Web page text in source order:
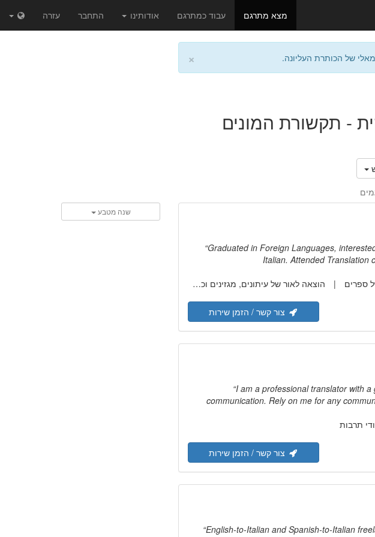
מצא מתרגם עבוד כמתרגם אודותינו התחבר עזרה
× של הכותרת העליונה.
- תקשורת המונים
Graduated in Foreign Languages,
Italian. Attended Translation
ספרים הוצאה לאור של עיתונים, מגזינים וכתבי עת
צור קשר / הזמן שירות
I am a professional translator with
communication. Rely on me for any
תרבות
צור קשר / הזמן שירות
English-to-Italian and Spanish-to-Italian
שנה מטבע